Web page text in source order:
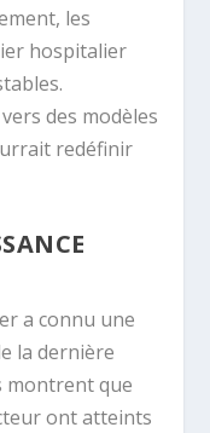
les
hospitalier
des modèles
redéfinir
a connu une
la dernière
montrent que
ont atteints